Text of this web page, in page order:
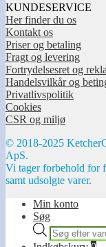
KUNDESERVICE
Her finder du os
Kontakt os
Priser og betaling
Fragt og levering
Fortrydelsesret og
Handelsvilkår og
Privatlivspolitik
Cookies
CSR og miljø
© 2018-2025
ApS.
Vi tager forbehold for
samt udsolgte varer.
Min konto
Søg
Products
search